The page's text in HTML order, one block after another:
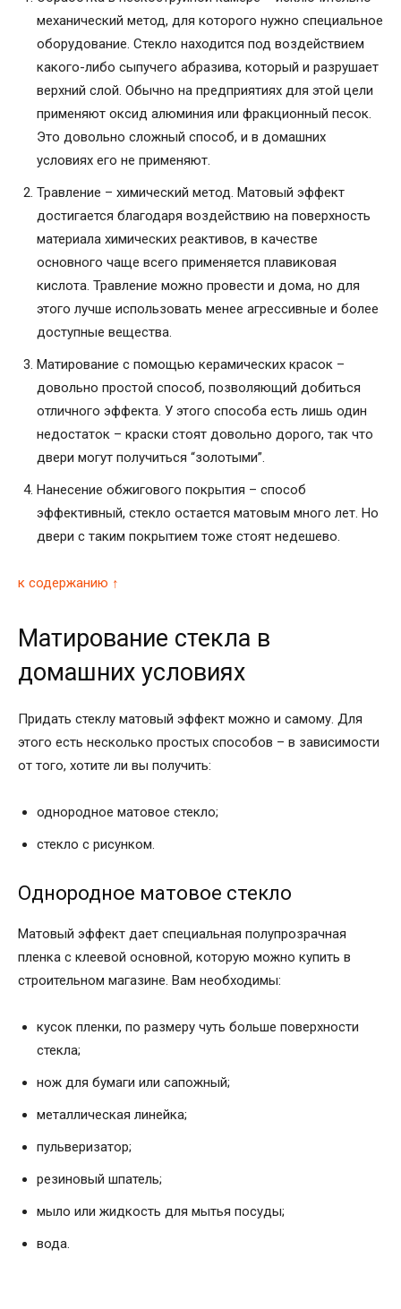
механический метод, для которого нужно специальное
оборудование. Стекло находится под воздействием
какого-либо сыпучего абразива, который и разрушает
верхний слой. Обычно на предприятиях для этой цели
применяют оксид алюминия или фракционный песок.
Это довольно сложный способ, и в домашних
условиях его не применяют.
Травление – химический метод. Матовый эффект
достигается благодаря воздействию на поверхность
материала химических реактивов, в качестве
основного чаще всего применяется плавиковая
кислота. Травление можно провести и дома, но для
этого лучше использовать менее агрессивные и более
доступные вещества.
Матирование с помощью керамических красок –
довольно простой способ, позволяющий добиться
отличного эффекта. У этого способа есть лишь один
недостаток – краски стоят довольно дорого, так что
двери могут получиться “золотыми”.
Нанесение обжигового покрытия – способ
эффективный, стекло остается матовым много лет. Но
двери с таким покрытием тоже стоят недешево.
к содержанию ↑
Матирование стекла в
домашних условиях
Придать стеклу матовый эффект можно и самому. Для
этого есть несколько простых способов – в зависимости
от того, хотите ли вы получить:
однородное матовое стекло;
стекло с рисунком.
Однородное матовое стекло
Матовый эффект дает специальная полупрозрачная
пленка с клеевой основной, которую можно купить в
строительном магазине. Вам необходимы:
кусок пленки, по размеру чуть больше поверхности
стекла;
нож для бумаги или сапожный;
металлическая линейка;
пульверизатор;
резиновый шпатель;
мыло или жидкость для мытья посуды;
вода.